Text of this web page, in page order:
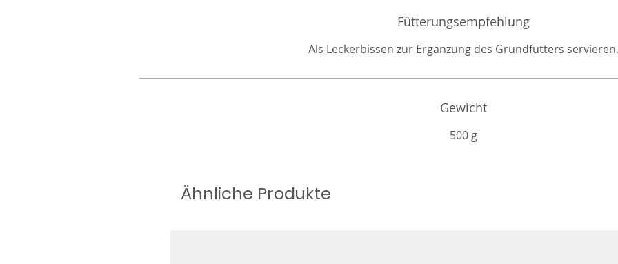
Fütterungsempfehlung
Als Leckerbissen zur Ergänzung des Grundfutters servieren.
Gewicht
500 g
Ähnliche Produkte